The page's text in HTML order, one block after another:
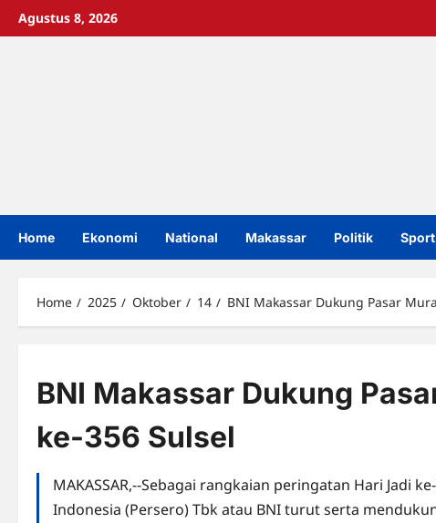
SkipAgustus 8, 2026
Home Ekonomi National Makassar Politik Sport
Home 2025 Oktober 14 BNI Makassar Dukung Pasar
BNI Makassar Dukung
ke-356 Sulsel
MAKASSAR,--Sebagai rangkaian peringatan Hari Jadi
Indonesia (Persero) Tbk atau BNI turut serta